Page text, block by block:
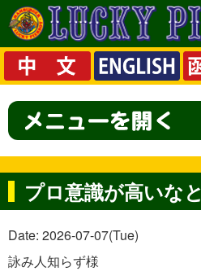
プロ意識が高いなと
Date: 2026-07-07(Tue)
詠み人知らず様